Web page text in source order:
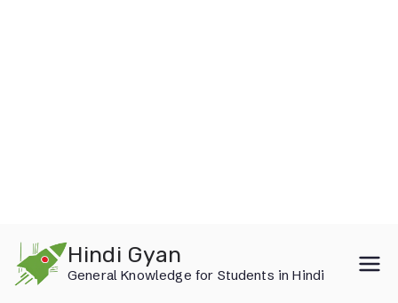
content
Hindi Gyan
General Knowledge for Students in Hindi